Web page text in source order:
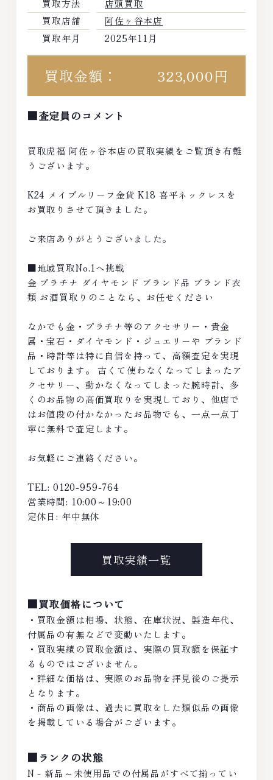
買取方法
店頭買取
買取店舗
阿佐ヶ谷本店
買取年月
2025年11月
買取金額： 323,000円
■査定員のコメント
買取虎福 阿佐ヶ谷本店の買取実績をご覧頂き有難
うございます。
K24 メイプルリーフ金貨 K18 喜平ネックレスを
お買取りさせて頂きました。
ご来店ありがとうございました。
■地域買取No.1へ挑戦
金 プラチナ ダイヤモンド ブランド品 ブランド衣
類 お酒買取りのことなら、お任せください
なかでも金・プラチナ等のアクセサリー・貴金
属・宝石・ダイヤモンド・ジュエリーや ブランド
品・時計等は特に自信を持って、高額査定を実現
しております。 古くて使わなくなってしまったア
クセサリー、動かなくなってしまった腕時計、多
くのお品物の高価買取りを実現しており、他店で
はお値段の付かなかったお品物でも、一点一点丁
寧に無料で査定します。
お気軽にご連絡ください。
TEL: 0120-959-764
営業時間: 10:00～19:00
定休日: 年中無休
買取実績一覧
■買取価格について
・買取金額は相場、状態、在庫状況、製造年代、
付属品の有無などで変動いたします。
・買取実績の買取金額は、実際の買取額を保証す
るものではございません。
・詳細な価格は、実際のお品物を拝見後のご提示
となります。
・商品の画像は、過去に買取をした類似品の画像
を掲載している場合がございます。
■ランクの状態
N - 新品～未使用品での付属品がすべて揃ってい